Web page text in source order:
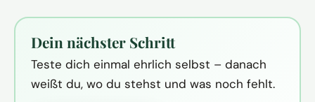
Dein nächster Schritt
Teste dich einmal ehrlich selbst – danach
weißt du, wo du stehst und was noch fehlt.